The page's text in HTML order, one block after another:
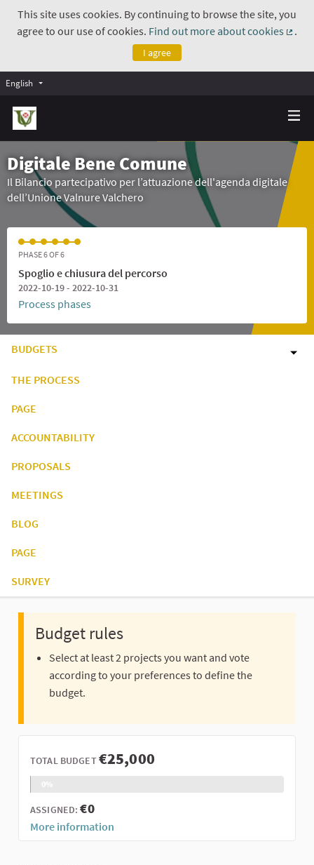
This site uses cookies. By continuing to browse the site, you
agree to our use of cookies. Find out more about cookies
.
I agree
English
Digitale Bene Comune
Il Bilancio partecipativo per l’attuazione dell'agenda digitale
dell’Unione Valnure Valchero
PHASE 6 OF 6
Spoglio e chiusura del percorso
2022-10-19 - 2022-10-31
Process phases
BUDGETS
THE PROCESS
PAGE
ACCOUNTABILITY
PROPOSALS
MEETINGS
BLOG
PAGE
SURVEY
Budget rules
Select at least 2 projects you want and vote
according to your preferences to define the
budget.
TOTAL BUDGET€25,000
ASSIGNED:€0
More information